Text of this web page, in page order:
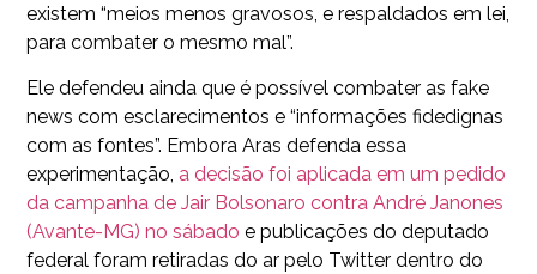
existem “meios menos gravosos, e respaldados em lei,
para combater o mesmo mal”.
Ele defendeu ainda que é possível combater as fake
news com esclarecimentos e “informações fidedignas
com as fontes”. Embora Aras defenda essa
experimentação, a decisão foi aplicada em um pedido
da campanha de Jair Bolsonaro contra André Janones
(Avante-MG) no sábado e publicações do deputado
federal foram retiradas do ar pelo Twitter dentro do